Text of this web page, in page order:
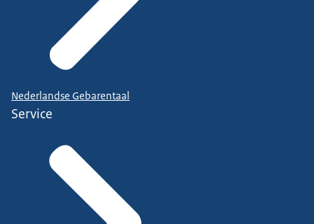
Nederlandse Gebarentaal
Service